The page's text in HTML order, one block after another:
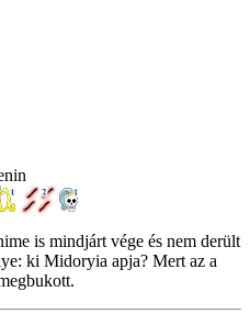
is mindjárt vége és nem derült
ki Midoryia apja? Mert az a